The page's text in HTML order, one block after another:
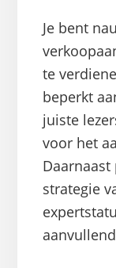
Je bent
te
beperkt
juiste
voor het
strategie